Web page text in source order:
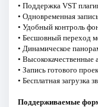
• Поддержка VST
• Одновременная
• Удобный контроль
• Бесшовный переход
• Динамическое
• Высококачественные
• Запись готового
• Бесплатная загрузка
Поддерживаемые